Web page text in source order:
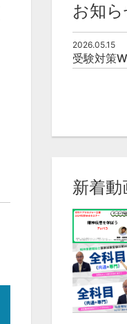
お知ら
2026.05.15
新着動